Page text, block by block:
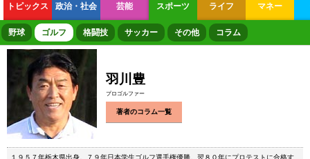
トピックス 政治・社会 芸能 スポーツ ライフ マネー
ボートレース 競輪 オートレース
野球 ゴルフ 格闘技 サッカー その他 コラム
羽川豊
プロゴルファー
著者のコラム一覧
１９５７年栃木県出身。７９年日本学生ゴルフ選手権優勝。翌８０年にプロテストに合格す